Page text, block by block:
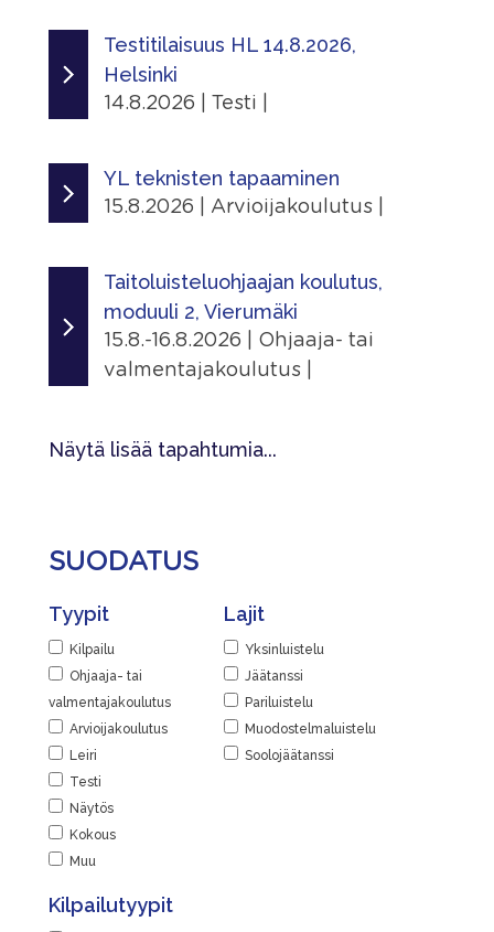
Lisätiedot
Näytä lisätiedot
Jaa
Tapahtumasivu
Lisätiedot
Näytä lisätiedot
12.8.2026 - 12.8.2026
Järjestäjä
Skating Finland
Linkit
Tapahtumasivu
Näytä lisätiedot
Jaa
Testitilaisuus HL 14.8.2026,
Helsinki
14.8.2026 | Testi |
14.8.2026 - 14.8.2026
Järjestäjä
Kaarelan jäähalli
Kaarelan raitti 2, 00430 Helsinki,
Suomi
Näytä lisätiedot
YL teknisten tapaaminen
15.8.2026 | Arvioijakoulutus |
15.8.2026 - 15.8.2026
Järjestäjä
Skating Finland
Jaa
Taitoluisteluohjaajan koulutus,
moduuli 2, Vierumäki
15.8.-16.8.2026 | Ohjaaja- tai
valmentajakoulutus |
15.8.2026 - 16.8.2026
Paikka
Urheiluopistontie 373, 19120 Heinola,
Suomi
Linkit
Tapahtumasivu
Lisätiedot
Näytä lisätiedot
Näytä lisää tapahtumia...
SUODATUS
Tyypit
Kilpailu
Ohjaaja- tai
valmentajakoulutus
Arvioijakoulutus
Leiri
Testi
Näytös
Kokous
Muu
Lajit
Yksinluistelu
Jäätanssi
Pariluistelu
Muodostelmaluistelu
Soolojäätanssi
Kilpailutyypit